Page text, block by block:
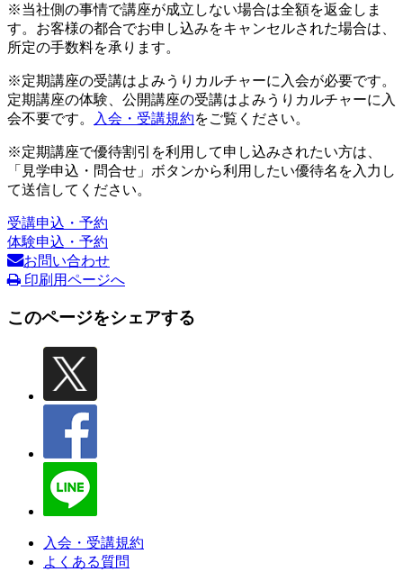
※当社側の事情で講座が成立しない場合は全額を返金しま
す。お客様の都合でお申し込みをキャンセルされた場合は、
所定の手数料を承ります。
※定期講座の受講はよみうりカルチャーに入会が必要です。
定期講座の体験、公開講座の受講はよみうりカルチャーに入
会不要です。
入会・受講規約をご覧ください。
※定期講座で優待割引を利用して申し込みされたい方は、
「見学申込・問合せ」ボタンから利用したい優待名を入力し
て送信してください。
受講申込・予約
体験申込・予約
お問い合わせ
印刷用ページへ
このページをシェアする
入会・受講規約
よくある質問